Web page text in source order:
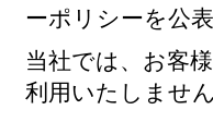
ーポリシーを公
当社では、お客
利用いたしませ